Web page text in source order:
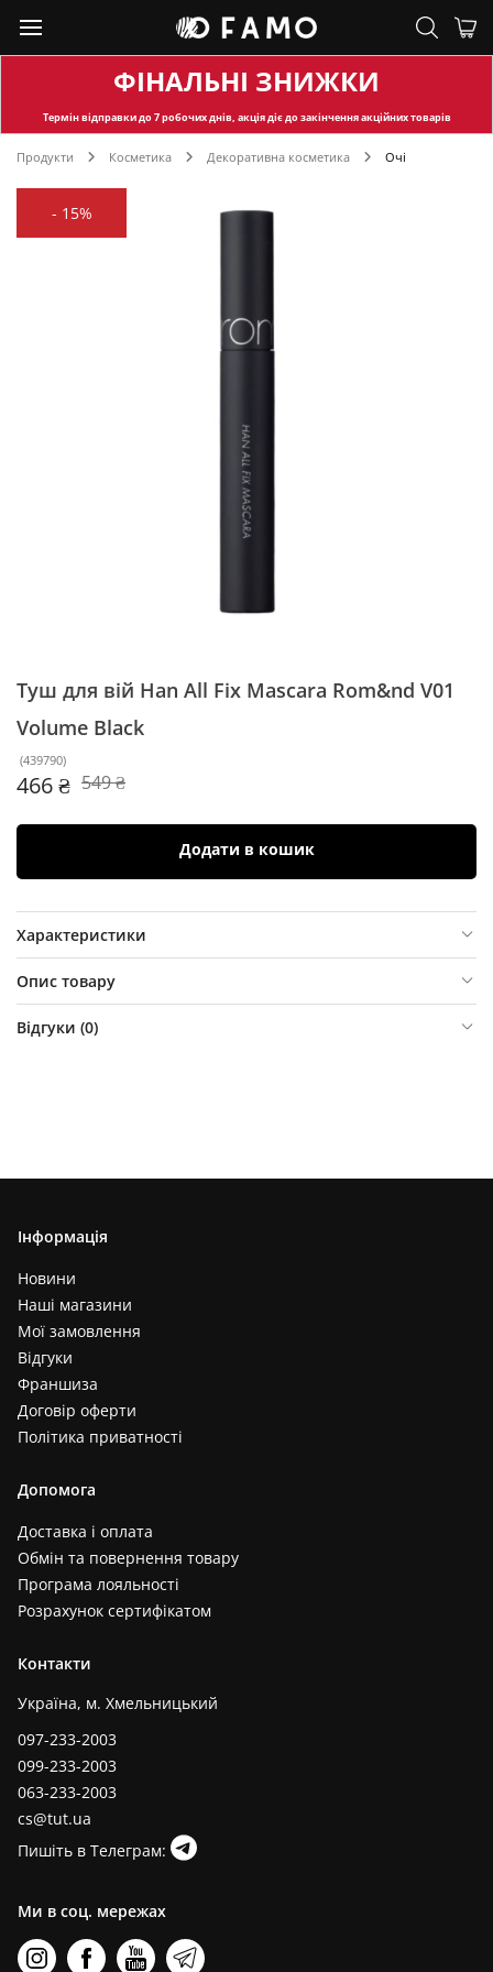
ФІНАЛЬНІ ЗНИЖКИ
Термін відправкидо 7 робочих днів, акція діє до закінчення акційних товарів
Продукти Косметика Декоративна косметика Очі
- 15%
Туш для вій Han All Fix Mascara Rom&nd V01
Volume Black
(439790)
466 ₴ 549 ₴
Додати в кошик
Характеристики
Опис товару
Відгуки (0)
Інформація
Новини
Наші магазини
Мої замовлення
Відгуки
Франшиза
Договір оферти
Політика приватності
Допомога
Доставка і оплата
Обмін та повернення товару
Програма лояльності
Розрахунок сертифікатом
Контакти
Україна, м. Хмельницький
097-233-2003
099-233-2003
063-233-2003
cs@tut.ua
Пишіть в Телеграм:
Ми в соц. мережах